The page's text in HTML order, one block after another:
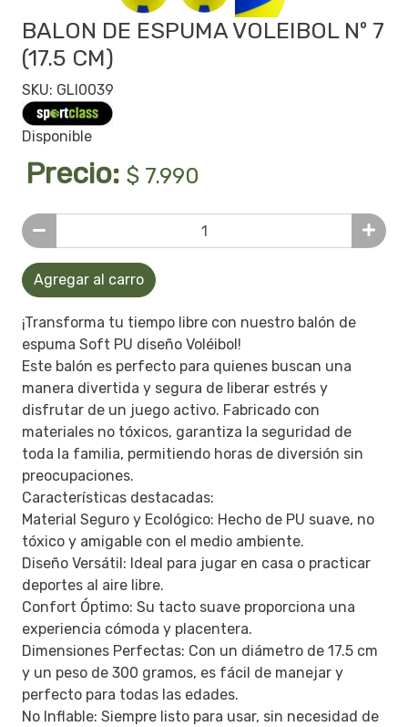
BALON DE ESPUMA VOLEIBOL Nº 7
(17.5 CM)
SKU: GLI0039
Disponible
Precio: $ 7.990
Agregar al carro
¡Transforma tu tiempo libre con nuestro balón de
espuma Soft PU diseño Voléibol!
Este balón es perfecto para quienes buscan una
manera divertida y segura de liberar estrés y
disfrutar de un juego activo. Fabricado con
materiales no tóxicos, garantiza la seguridad de
toda la familia, permitiendo horas de diversión sin
preocupaciones.
Características destacadas:
Material Seguro y Ecológico: Hecho de PU suave, no
tóxico y amigable con el medio ambiente.
Diseño Versátil: Ideal para jugar en casa o practicar
deportes al aire libre.
Confort Óptimo: Su tacto suave proporciona una
experiencia cómoda y placentera.
Dimensiones Perfectas: Con un diámetro de 17.5 cm
y un peso de 300 gramos, es fácil de manejar y
perfecto para todas las edades.
No Inflable: Siempre listo para usar, sin necesidad de